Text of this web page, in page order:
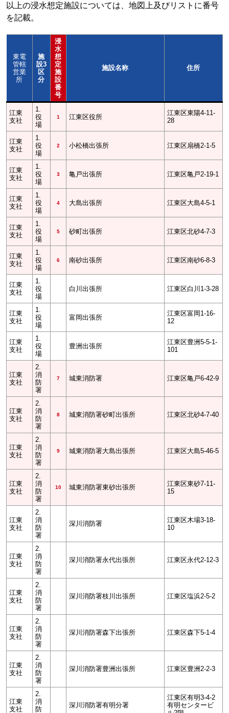
以上の浸水想定施設については、地図上及びリストに番号
を記載。
東電
管轄
営業
所
施
設3
区
分
浸
水
想
定
施
設
番
号
施設名称 住所
江東
支社
1.
役
場
1 江東区役所
江東区東陽4-11-
28
江東
支社
1.
役
場
2 小松橋出張所 江東区扇橋2-1-5
江東
支社
1.
役
場
3 亀戸出張所 江東区亀戸2-19-1
江東
支社
1.
役
場
4 大島出張所 江東区大島4-5-1
江東
支社
1.
役
場
5 砂町出張所 江東区北砂4-7-3
江東
支社
1.
役
場
6 南砂出張所 江東区南砂6-8-3
江東
支社
1.
役
場
白川出張所 江東区白川1-3-28
江東
支社
1.
役
場
富岡出張所
江東区富岡1-16-
12
江東
支社
1.
役
場
豊洲出張所
江東区豊洲5-5-1-
101
江東
支社
2.
消
防
署
7 城東消防署 江東区亀戸6-42-9
江東
支社
2.
消
防
署
8 城東消防署砂町出張所 江東区北砂4-7-40
江東
支社
2.
消
防
署
9 城東消防署大島出張所 江東区大島5-46-5
江東
支社
2.
消
防
署
10 城東消防署東砂出張所
江東区東砂7-11-
15
江東
支社
2.
消
防
署
深川消防署
江東区木場3-18-
10
江東
支社
2.
消
防
署
深川消防署永代出張所 江東区永代2-12-3
江東
支社
2.
消
防
署
深川消防署枝川出張所 江東区塩浜2-5-2
江東
支社
2.
消
防
署
深川消防署森下出張所 江東区森下5-1-4
江東
支社
2.
消
防
署
深川消防署豊洲出張所 江東区豊洲2-2-3
江東
支社
2.
消
防
深川消防署有明分署
江東区有明3-4-2
有明センタービ